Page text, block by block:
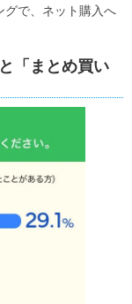
グで、ネット購入へ
「まとめ買い